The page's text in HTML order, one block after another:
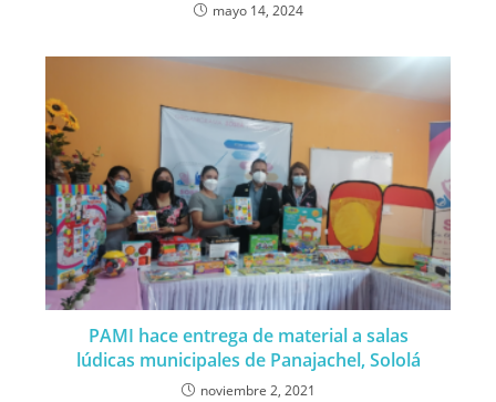
mayo 14, 2024
PAMI hace entrega de material a salas
lúdicas municipales de Panajachel, Sololá
noviembre 2, 2021